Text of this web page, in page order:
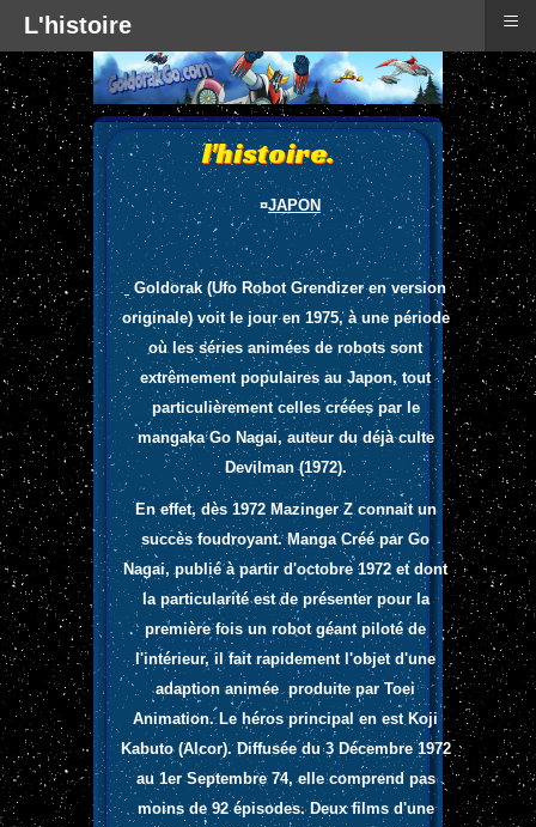
l'histoire.
¤JAPON
Goldorak (Ufo Robot Grendizer en version
originale) voit le jour en 1975, à une période
où les séries animées de robots sont
extrêmement populaires au Japon, tout
particulièrement celles créées par le
mangaka Go Nagai, auteur du déjà culte
Devilman (1972).
En effet, dès 1972 Mazinger Z connait un
succès foudroyant. Manga Créé par Go
Nagai, publié à partir d'octobre 1972 et dont
la particularité est de présenter pour la
première fois un robot géant piloté de
l'intérieur, il fait rapidement l'objet d'une
adaption animée produite par Toei
Animation. Le héros principal en est Koji
Kabuto (Alcor). Diffusée du 3 Décembre 1972
au 1er Septembre 74, elle comprend pas
moins de 92 épisodes. Deux films d'une
L'histoire ≡